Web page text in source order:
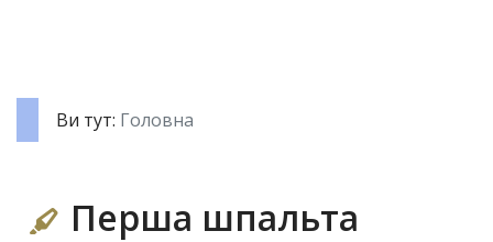
Ви тут: Головна
Перша шпальта